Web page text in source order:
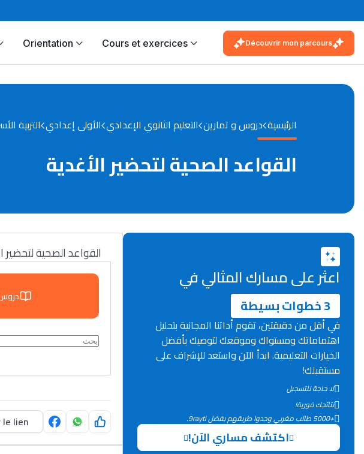
Orientation Cours et exercices Découvrir mon parcours
الرئيسية دروس و تمارين التعليم الثانوي الإعدادي الأولى إعدادي التربية
القواعد الصحية لتحضير الأغدية
القواعد الصحية لتحضير
le lien
اعثر على مسارك المثالي في
3 خطوات بسيطة
في أقل من دقيقتين، تقوم أداتنا المجانية بتحليل
اهتماماتك ومستواك وموقعك لتوصيك بأفضل
الخيارات التعليمية. ابدأ الآن واستعد للإشراف على
مستقبلك!
لا حاجة للتسجيل
نتائجك فورية!
+5000 طالب مغربي وجدوا طريقهم بفضل 9rayti.
اكتشف مساري الآن!